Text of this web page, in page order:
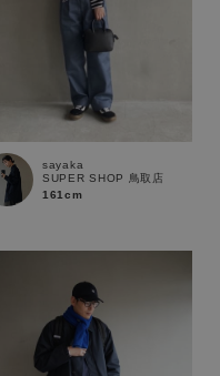
sayaka
SUPER SHOP 鳥取店
161cm